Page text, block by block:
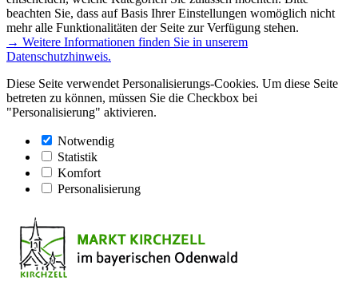
beachten Sie, dass auf Basis Ihrer Einstellungen womöglich nicht
mehr alle Funktionalitäten der Seite zur Verfügung stehen.
→ Weitere Informationen finden Sie in unserem
Datenschutzhinweis.
Diese Seite verwendet Personalisierungs-Cookies. Um diese Seite
betreten zu können, müssen Sie die Checkbox bei
"Personalisierung" aktivieren.
Notwendig
Statistik
Komfort
Personalisierung